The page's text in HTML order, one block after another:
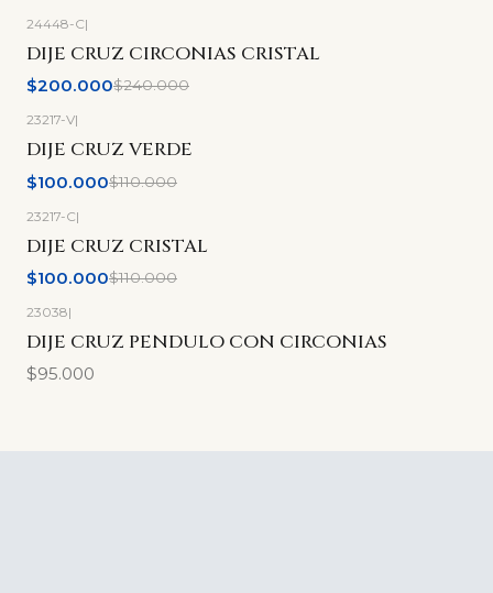
-17% OFF
24448-C|
DIJE CRUZ CIRCONIAS CRISTAL
$200.000$240.000
-9%OFF
23217-V|
DIJE CRUZ VERDE
$100.000$110.000
-9% OFF
23217-C|
DIJE CRUZ CRISTAL
$100.000$110.000
23038|
DIJE CRUZ PENDULO CON CIRCONIAS
$95.000